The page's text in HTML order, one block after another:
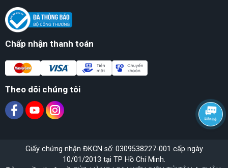
Chấp nhận thanh toán
Theo dõi chúng tôi
Giấy chứng nhận ĐKCN số: 0309538227-001 cấp ngày
10/01/2013 tại TP Hồ Chí Minh.